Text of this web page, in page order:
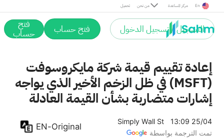
تحميل من نحن مركز المساعدة En
التسجيل / تسجيل الدخول فتح حساب فتح
حساب
إعادة تقييم قيمة شركة مايكروسوفت
(MSFT) في ظل الزخم الأخير الذي يواجه
إشارات متضاربة بشأن القيمة العادلة
Simply Wall St
13:09 25/04
تمت الترجمة بواسطة
EN-Original